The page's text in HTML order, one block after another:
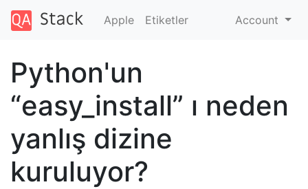
Apple Etiketler Account
Python'un
“easy_install” ı neden
yanlış dizine
kuruluyor?